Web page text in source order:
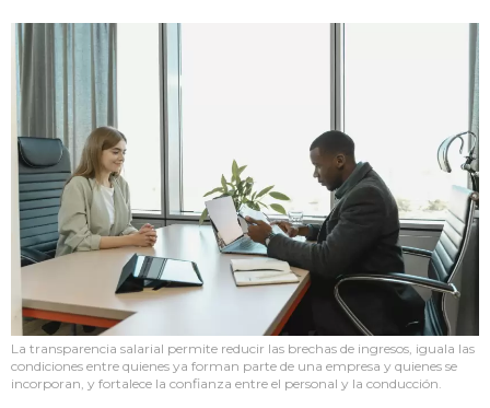
La transparencia salarial permite reducir las brechas de ingresos, iguala las
condiciones entre quienes ya forman parte de una empresa y quienes se
incorporan, y fortalece la confianza entre el personal y la conducción.